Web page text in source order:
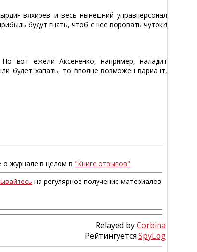
вяхирев и весь нынешний управперсонал
будут гнать, чтоб с нее воровать чуток?!
вот ежели Аксененко, например, наладит
будет хапать, то вполне возможен вариант,
о журнале в целом в "Книге отзывов"
на регулярное получение материалов
Relayed byCorbina
Рейтингуется SpyLog